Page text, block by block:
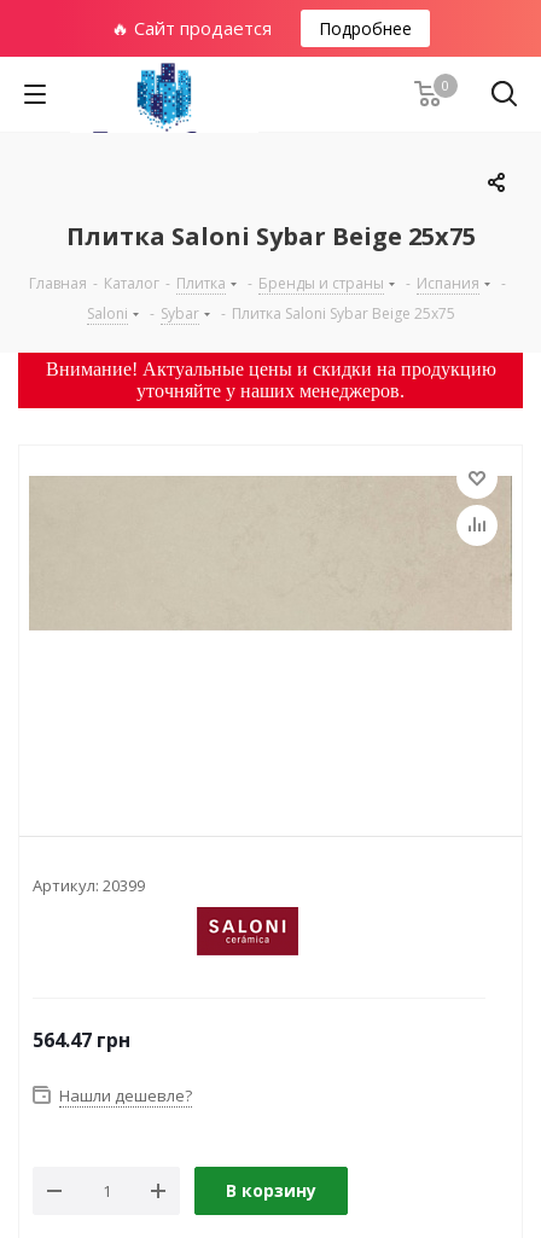
🔥 Сайт продается Подробнее
0
Плитка Saloni Sybar Beige 25х75
Главная - Каталог - Плитка - Бренды и страны - Испания
-
Saloni
- Sybar - Плитка Saloni Sybar Beige 25х75
Внимание! Актуальные цены и скидки на продукцию
уточняйте у наших менеджеров.
Артикул: 20399
564.47 грн
Нашли дешевле?
В корзину